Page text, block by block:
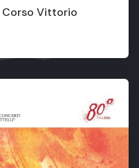
Corso Vittorio